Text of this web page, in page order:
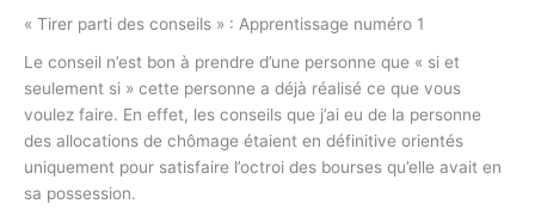
« Tirer parti des conseils » : Apprentissage numéro 1
Le conseil n’est bon à prendre d’une personne que « si et
seulement si » cette personne a déjà réalisé ce que vous
voulez faire. En effet, les conseils que j’ai eu de la personne
des allocations de chômage étaient en définitive orientés
uniquement pour satisfaire l’octroi des bourses qu’elle avait en
sa possession.